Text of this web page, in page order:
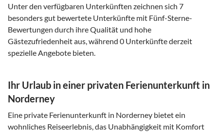
Unter den verfügbaren Unterkünften zeichnen sich 7
besonders gut bewertete Unterkünfte mit Fünf-Sterne-
Bewertungen durch ihre Qualität und hohe
Gästezufriedenheit aus, während 0 Unterkünfte derzeit
spezielle Angebote bieten.
Ihr Urlaub in einer privaten Ferienunterkunft in
Norderney
Eine private Ferienunterkunft in Norderney bietet ein
wohnliches Reiseerlebnis, das Unabhängigkeit mit Komfort